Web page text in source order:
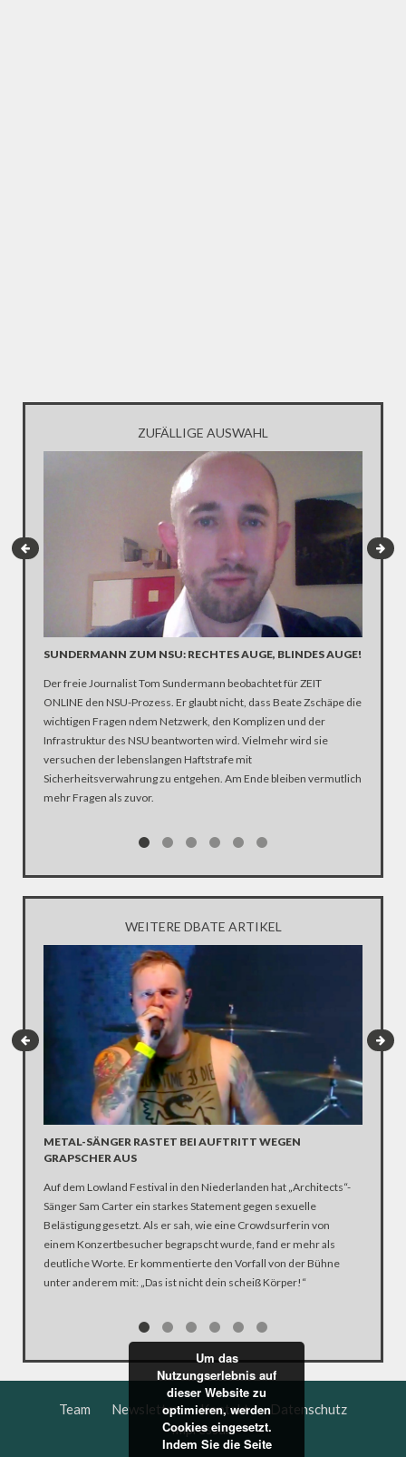
ZUFÄLLIGE AUSWAHL
SUNDERMANN ZUM NSU: RECHTES AUGE, BLINDES AUGE!
Der freie Journalist Tom Sundermann beobachtet für ZEIT
ONLINE den NSU-Prozess. Er glaubt nicht, dass Beate Zschäpe die
wichtigen Fragen ndem Netzwerk, den Komplizen und der
Infrastruktur des NSU beantworten wird. Vielmehr wird sie
versuchen der lebenslangen Haftstrafe mit
Sicherheitsverwahrung zu entgehen. Am Ende bleiben vermutlich
mehr Fragen als zuvor.
WEITERE DBATE ARTIKEL
METAL-SÄNGER RASTET BEI AUFTRITT WEGEN
GRAPSCHER AUS
Auf dem Lowland Festival in den Niederlanden hat „Architects“-
Sänger Sam Carter ein starkes Statement gegen sexuelle
Belästigung gesetzt. Als er sah, wie eine Crowdsurferin von
einem Konzertbesucher begrapscht wurde, fand er mehr als
deutliche Worte. Er kommentierte den Vorfall von der Bühne
unter anderem mit: „Das ist nicht dein scheiß Körper!“
Team Newsletter Kontakt
Datenschutz
Impressum
Um das
Nutzungserlebnis auf
dieser Website zu
optimieren, werden
Cookies eingesetzt.
Indem Sie die Seite